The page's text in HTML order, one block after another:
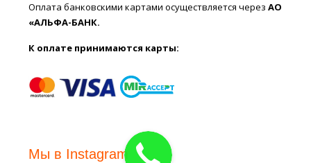
Оплата банковскими картами осуществляется черезАО
«АЛЬФА-БАНК.
К оплате принимаются карты:
Мы в Instagram